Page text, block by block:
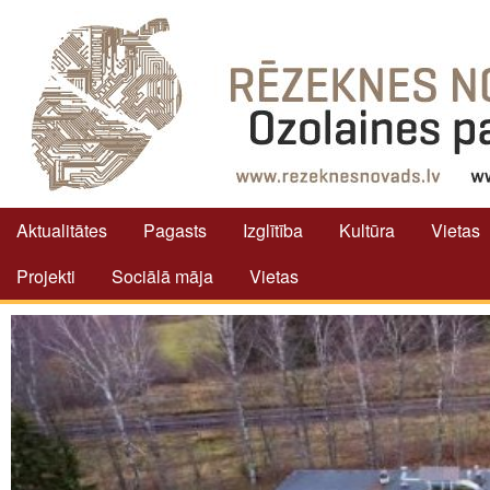
Aktualitātes Pagasts Izglītība Kultūra
Vietas
Projekti
Sociālā māja Vietas